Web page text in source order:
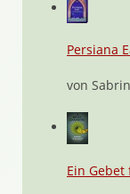
Persiana
von
Ein